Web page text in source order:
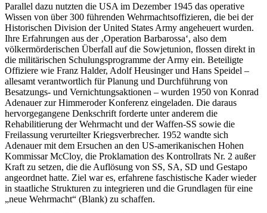
Parallel dazu nutzten die USA im Dezember 1945 das operative
Wissen von über 300 führenden Wehrmachtsoffizieren, die bei der
Historischen Division der United States Army angeheuert wurden.
Ihre Erfahrungen aus der ‚Operation Barbarossa‘, also dem
völkermörderischen Überfall auf die Sowjetunion, flossen direkt in
die militärischen Schulungsprogramme der Army ein. Beteiligte
Offiziere wie Franz Halder, Adolf Heusinger und Hans Speidel –
allesamt verantwortlich für Planung und Durchführung von
Besatzungs- und Vernichtungsaktionen – wurden 1950 von Konrad
Adenauer zur Himmeroder Konferenz eingeladen. Die daraus
hervorgegangene Denkschrift forderte unter anderem die
Rehabilitierung der Wehrmacht und der Waffen-SS sowie die
Freilassung verurteilter Kriegsverbrecher. 1952 wandte sich
Adenauer mit dem Ersuchen an den US-amerikanischen Hohen
Kommissar McCloy, die Proklamation des Kontrollrats Nr. 2 außer
Kraft zu setzen, die die Auflösung von SS, SA, SD und Gestapo
angeordnet hatte. Ziel war es, erfahrene faschistische Kader wieder
in staatliche Strukturen zu integrieren und die Grundlagen für eine
„neue Wehrmacht“ (Blank) zu schaffen.